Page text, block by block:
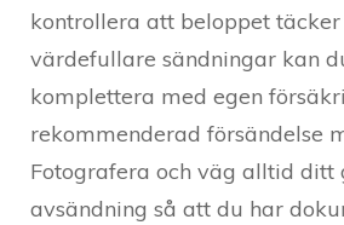
kontrollera att beloppet
värdefullare sändningar kan
komplettera med egen
rekommenderad försändelse
Fotografera och väg alltid ditt
avsändning så att du har